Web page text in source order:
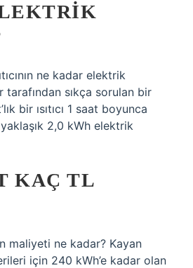
ne kadar elektrik
tarafından sıkça sorulan bir
bir ısıtıcı 1 saat boyunca
yaklaşık 2,0 kWh elektrik
KAÇ TL
maliyeti ne kadar? Kayan
için 240 kWh’e kadar olan